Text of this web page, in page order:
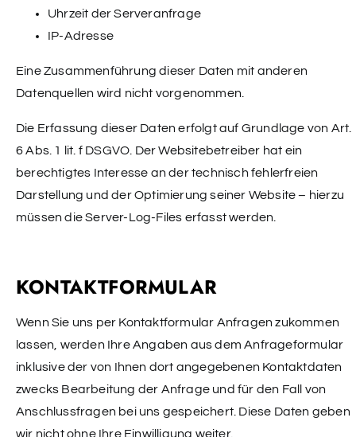
Uhrzeit der Serveranfrage
IP-Adresse
Eine Zusammenführung dieser Daten mit anderen
Datenquellen wird nicht vorgenommen.
Die Erfassung dieser Daten erfolgt auf Grundlage von Art.
6 Abs. 1 lit. f DSGVO. Der Websitebetreiber hat ein
berechtigtes Interesse an der technisch fehlerfreien
Darstellung und der Optimierung seiner Website – hierzu
müssen die Server-Log-Files erfasst werden.
KONTAKTFORMULAR
Wenn Sie uns per Kontaktformular Anfragen zukommen
lassen, werden Ihre Angaben aus dem Anfrageformular
inklusive der von Ihnen dort angegebenen Kontaktdaten
zwecks Bearbeitung der Anfrage und für den Fall von
Anschlussfragen bei uns gespeichert. Diese Daten geben
wir nicht ohne Ihre Einwilligung weiter.